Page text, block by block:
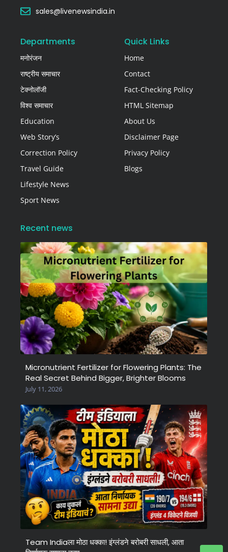
sales@livenewsindia.in
Departments
मनोरंजन
राष्ट्रीय समाचार
टेक्नोलॉजी
विश्व समाचार
Education
Web Story’s
Correction Policy
Travel Guide
Lifestyle News
Sport News
Quick Links
Home
Contact
Fact-Checking Policy
HTML Sitemap
About Us
Disclaimer Page
Privacy Policy
Blogs
Recent news
Micronutrient Fertilizer for Flowering Plants: The
Real Secret Behind Bigger, Brighter Blooms
July 11, 2026
Team Indiaला मोठा धक्का! इंग्लंडने बरोबरी साधली, आता